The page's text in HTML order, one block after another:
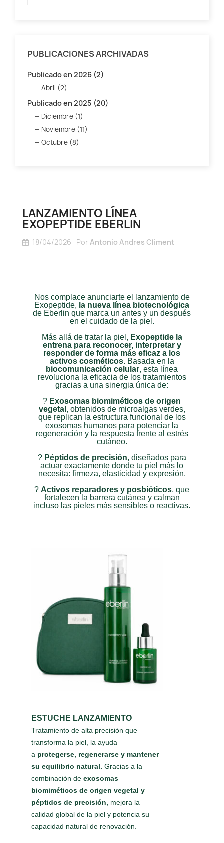
PUBLICACIONES ARCHIVADAS
Publicado en 2026 (2)
Abril (2)
Publicado en 2025 (20)
Diciembre (1)
Noviembre (11)
Octubre (8)
LANZAMIENTO LÍNEA
EXOPEPTIDE EBERLIN
18/04/2026 PorAntonio Andres Climent
Nos complace anunciarte el lanzamiento de
Exopeptide, la nueva línea biotecnológica
de Eberlin que marca un antes y un después
en el cuidado de la piel.
Más allá de tratar la piel, Exopeptide la
entrena para reconocer, interpretar y
responder de forma más eficaz a los
activos cosméticos. Basada en la
biocomunicación celular, esta línea
revoluciona la eficacia de los tratamientos
gracias a una sinergia única de:
? Exosomas biomiméticos de origen
vegetal , obtenidos de microalgas verdes,
que replican la estructura funcional de los
exosomas humanos para potenciar la
regeneración y la respuesta frente al estrés
cutáneo.
? Péptidos de precisión, diseñados para
actuar exactamente donde tu piel más lo
necesita: firmeza, elasticidad y expresión.
? Activos reparadores y posbióticos, que
fortalecen la barrera cutánea y calman
incluso las pieles más sensibles o reactivas.
ESTUCHE LANZAMIENTO
Tratamiento de alta precisión que
transforma la piel, la ayuda
a protegerse, regenerarse y mantener
su equilibrio natural. Gracias a la
combinación de exosomas
biomiméticos de origen vegetal y
péptidos de precisión, mejora la
calidad global de la piel y potencia su
capacidad natural de renovación.